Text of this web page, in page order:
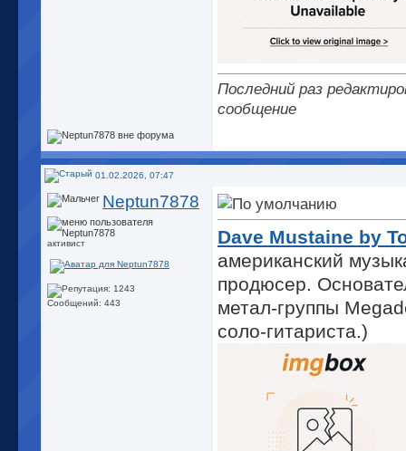
Последний раз
сообщение
01.02.2026, 07:47
Neptun7878
активист
Сообщений: 443
Dave Mustaine by
американский
продюсер.
метал-группы
соло-гитариста.)